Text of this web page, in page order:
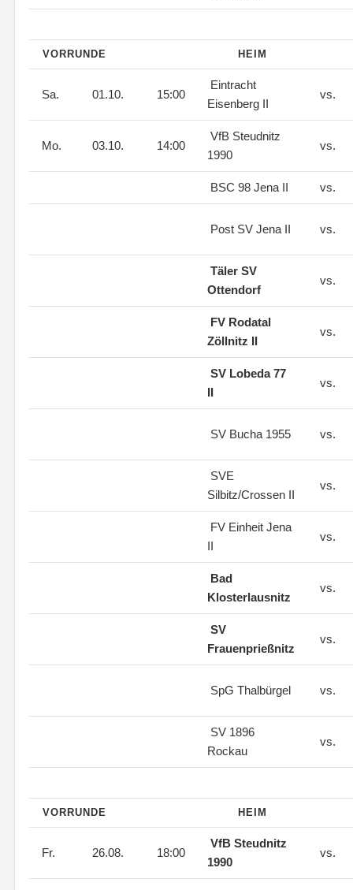
VORRUNDE HEIM
Sa. 01.10. 15:00
Eintracht
Eisenberg II
vs.
Mo. 03.10. 14:00
VfB Steudnitz
1990
vs.
BSC 98 Jena II vs.
Post SV Jena II vs.
Täler SV
Ottendorf
vs.
FV Rodatal
Zöllnitz II
vs.
SV Lobeda 77
II
vs.
SV Bucha 1955 vs.
SVE
Silbitz/Crossen II
vs.
FV Einheit Jena
II
vs.
Bad
Klosterlausnitz
vs.
SV
Frauenprießnitz
vs.
SpG Thalbürgel vs.
SV 1896
Rockau
vs.
VORRUNDE HEIM
Fr. 26.08. 18:00
VfB Steudnitz
1990
vs.